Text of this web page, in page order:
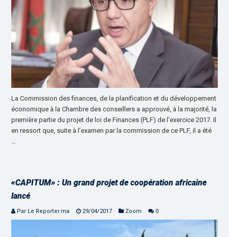
La Commission des finances, de la planification et du développement
économique à la Chambre des conseillers a approuvé, à la majorité, la
première partie du projet de loi de Finances (PLF) de l’exercice 2017. Il
en ressort que, suite à l’examen par la commission de ce PLF, il a été
«CAPITUM» : Un grand projet de coopération africaine
lancé
Par Le Reporter.ma 29/04/2017 Zoom 0